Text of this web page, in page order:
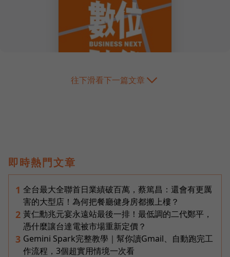
往下滑看下一篇文章
即時熱門文章
1 全台最大全聯首日業績破百萬，蔡篤昌：還會有更厲
害的大型店！為何把餐廳健身房都搬上樓？
2 黃仁勳兆元宴永遠站最後一排！最低調的二代鄭平，
憑什麼讓台達電被市場重新定價？
3 Gemini Spark完整教學｜幫你讀Gmail、自動跑完工
作流程，3個超實用情境一次看